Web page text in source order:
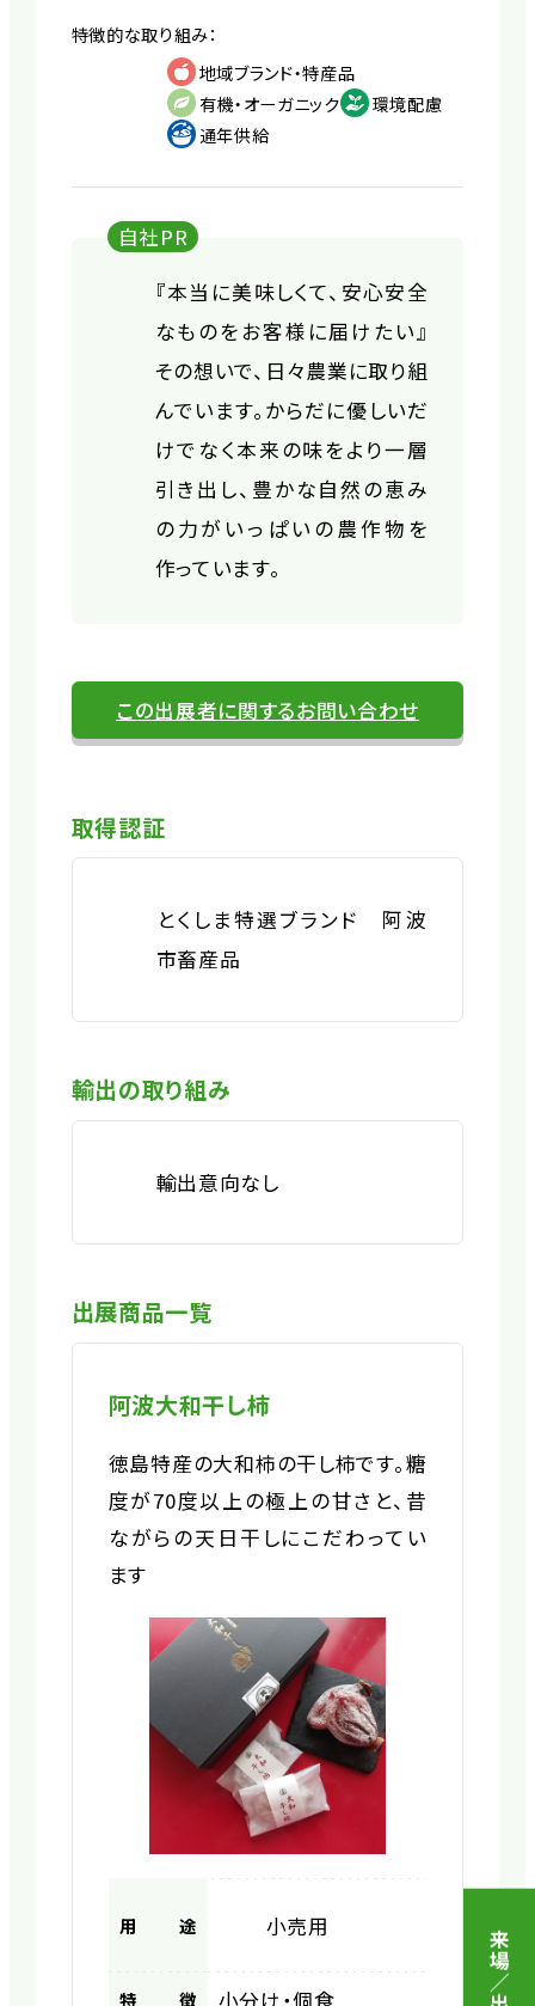
特徴的な取り組み：
地域ブランド・特産品
有機・オーガニック
環境配慮
通年供給
自社PR
『本当に美味しくて、安心安全
なものをお客様に届けたい』
その想いで、日々農業に取り組
んでいます。からだに優しいだ
けでなく本来の味をより一層
引き出し、豊かな自然の恵み
の力がいっぱいの農作物を
作っています。
この出展者に関するお問い合わせ
取得認証
とくしま特選ブランド 阿波
市畜産品
輸出の取り組み
輸出意向なし
出展商品一覧
阿波大和干し柿
徳島特産の大和柿の干し柿です。糖
度が70度以上の極上の甘さと、昔
ながらの天日干しにこだわってい
ます
用途 小売用
特徴